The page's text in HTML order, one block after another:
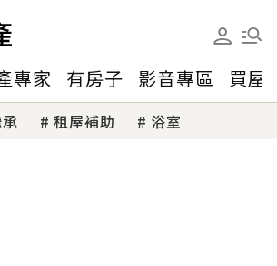
專家 有房子 影音專區 買屋
租屋補助 浴室